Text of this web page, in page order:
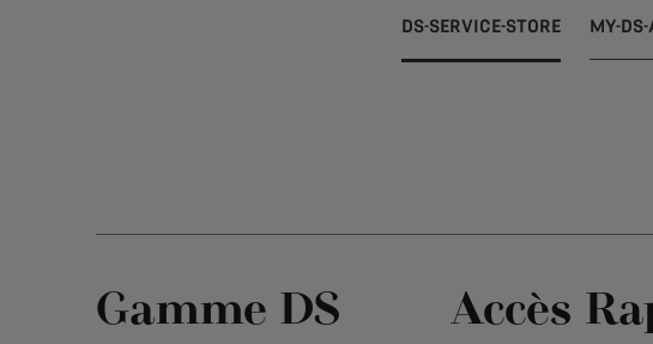
DS-SERVICE-STORE MY-
Gamme DS Accès